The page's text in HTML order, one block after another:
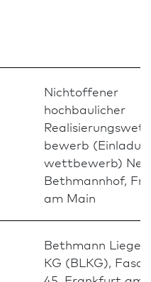
Nichtoffener
hochbaulicher
bewerb
wettbewerb)
Bethmannhof,
am Main
Bethmann
KG (BLKG),